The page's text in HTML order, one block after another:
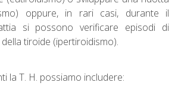
oppure, in rari casi, durante il
si possono verificare episodi di
tiroide (ipertiroidismo).
la T. H. possiamo includere: